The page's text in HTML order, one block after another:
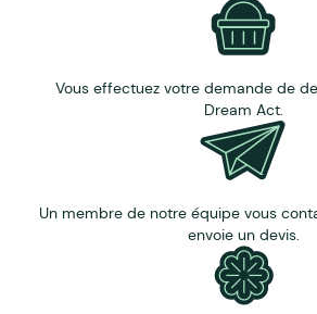
Vous effectuez votre demande de
Dream Act.
Un membre de notre équipe vous
envoie un devis.